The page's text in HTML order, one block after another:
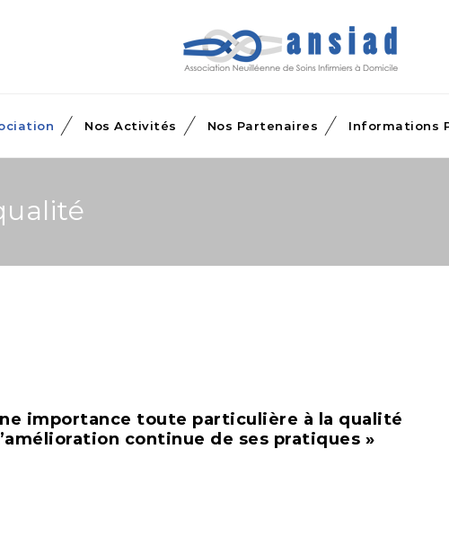
Nos Activités Nos Partenaires Informations
importance toute particulière à la qualité
continue de ses pratiques »